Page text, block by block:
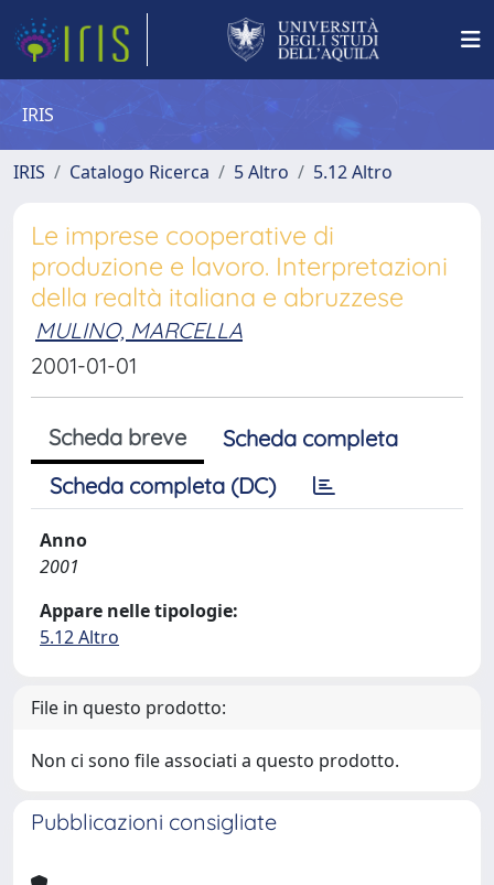
IRIS
IRIS Catalogo Ricerca 5 Altro 5.12 Altro
Le imprese cooperative di
produzione e lavoro. Interpretazioni
della realtà italiana e abruzzese
MULINO, MARCELLA
2001-01-01
Scheda breve
Scheda completa
Scheda completa (DC)
Anno
2001
Appare nelle tipologie:
5.12 Altro
File in questo prodotto:
Non ci sono file associati a questo prodotto.
Pubblicazioni consigliate